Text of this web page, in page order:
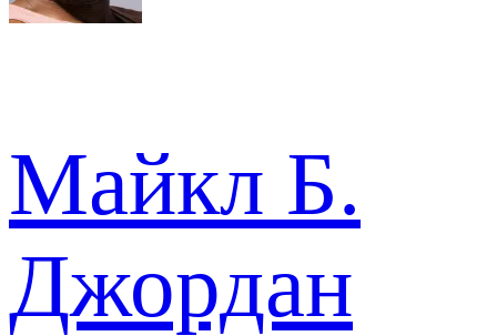
Майкл Б.
Джордан